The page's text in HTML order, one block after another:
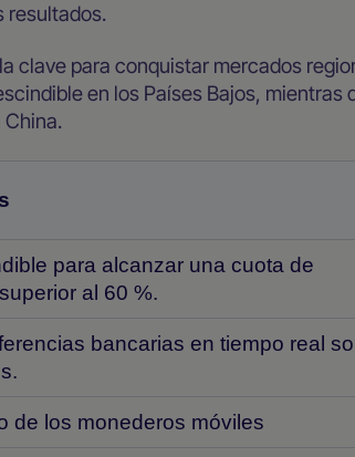
resultados.
clave para conquistar mercados
en los Países Bajos, mientras
China.
para alcanzar una cuota de
al 60 %.
bancarias en tiempo real
de los monederos móviles